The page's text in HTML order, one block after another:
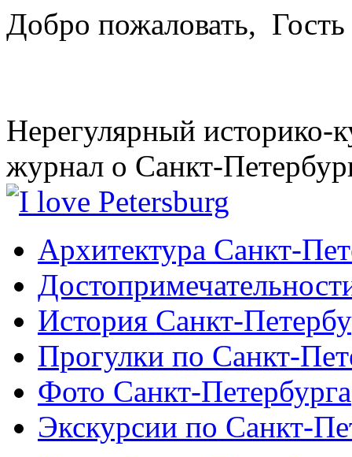
Добро пожаловать, Гость
Нерегулярный историко-
журнал о Санкт-
Архитектура Санкт-
История Санкт-
Прогулки по Санкт-
Фото Санкт-Петербурга
Экскурсии по Санкт-